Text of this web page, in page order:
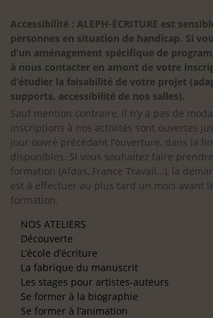
Accessibilité : ALEPH-ÉCRITURE est
personnes en situation de handicap. Si
d’un aménagement spécifique de
à nous contacter en amont de votre
d’étudier la faisabilité de votre projet
supports, accessibilité de nos salles).
Sauf mention contraire, il n’y a pas de
inscriptions à nos activités sont ouvertes
jour ouvré précédant l’ouverture, dans la
disponibles. Si vous souhaitez faire
formation (Afdas, France Travail…), la
est à effectuer au plus tard un mois avant
formation.
NOS ATELIERS
Découverte
L’école d’écriture
La fabrique du manuscrit
Les stages pour artistes-auteurs
Se former à la biographie
Se former à l’animation